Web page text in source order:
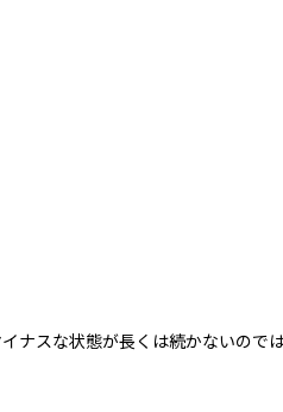
ナスな状態が長くは続かないので